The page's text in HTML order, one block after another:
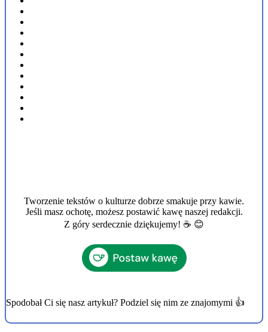
Tworzenie tekstów o kulturze dobrze smakuje przy kawie.
Jeśli masz ochotę, możesz postawić kawę naszej redakcji.
Z góry serdecznie dziękujemy! ☕ 😊
Spodobał Ci się nasz artykuł? Podziel się nim ze znajomymi 👍